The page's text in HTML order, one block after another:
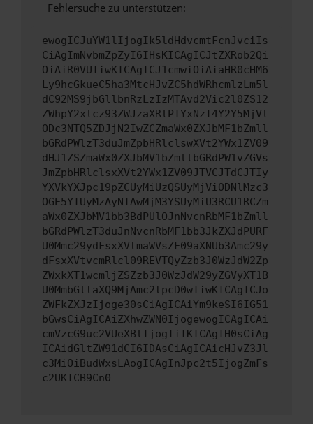
Fehlersuche zu unterstützen:
ewogICJuYW1lIjogIk5ldHdvcmtFcnJvciIs
CiAgImNvbmZpZyI6IHsKICAgICJtZXRob2Qi
OiAiR0VUIiwKICAgICJ1cmwiOiAiaHR0cHM6
Ly9hcGkueC5ha3MtcHJvZC5hdWRhcmlzLm5l
dC92MS9jbGllbnRzLzIzMTAvd2Vic2l0ZS12
ZWhpY2xlcz93ZWJzaXRlPTYxNzI4Y2Y5MjVl
ODc3NTQ5ZDJjN2IwZCZmaWx0ZXJbMF1bZmll
bGRdPWlzT3duJmZpbHRlclswXVt2YWx1ZV09
dHJ1ZSZmaWx0ZXJbMV1bZmllbGRdPW1vZGVs
JmZpbHRlclsxXVt2YWx1ZV09JTVCJTdCJTIy
YXVkYXJpc19pZCUyMiUzQSUyMjViODNlMzc3
OGE5YTUyMzAyNTAwMjM3YSUyMiU3RCU1RCZm
aWx0ZXJbMV1bb3BdPUlOJnNvcnRbMF1bZmll
bGRdPWlzT3duJnNvcnRbMF1bb3JkZXJdPURF
U0Mmc29ydFsxXVtmaWVsZF09aXNUb3Amc29y
dFsxXVtvcmRlcl09REVTQyZzb3J0WzJdW2Zp
ZWxkXT1wcmljZSZzb3J0WzJdW29yZGVyXT1B
U0MmbGltaXQ9MjAmc2tpcD0wIiwKICAgICJo
ZWFkZXJzIjoge30sCiAgICAiYm9keSI6IG51
bGwsCiAgICAiZXhwZWN0IjogewogICAgICAi
cmVzcG9uc2VUeXBlIjogIiIKICAgIH0sCiAg
ICAidGltZW91dCI6IDAsCiAgICAicHJvZ3Jl
c3MiOiBudWxsLAogICAgInJpc2t5IjogZmFs
c2UKICB9Cn0=